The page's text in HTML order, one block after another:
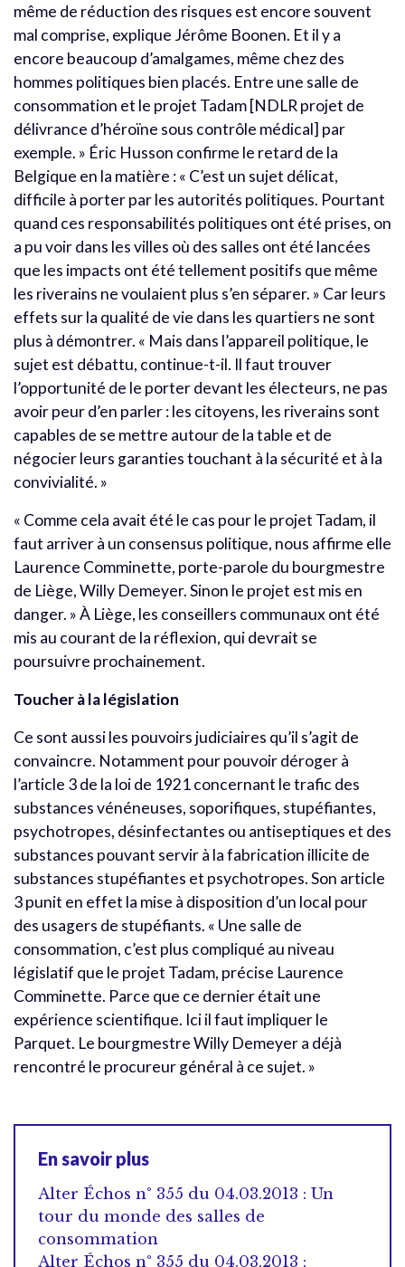
même de réduction des risques est encore souvent
mal comprise, explique Jérôme Boonen. Et il y a
encore beaucoup d’amalgames, même chez des
hommes politiques bien placés. Entre une salle de
consommation et le projet Tadam [NDLR projet de
délivrance d’héroïne sous contrôle médical] par
exemple. » Éric Husson confirme le retard de la
Belgique en la matière : « C’est un sujet délicat,
difficile à porter par les autorités politiques. Pourtant
quand ces responsabilités politiques ont été prises, on
a pu voir dans les villes où des salles ont été lancées
que les impacts ont été tellement positifs que même
les riverains ne voulaient plus s’en séparer. » Car leurs
effets sur la qualité de vie dans les quartiers ne sont
plus à démontrer. « Mais dans l’appareil politique, le
sujet est débattu, continue-t-il. Il faut trouver
l’opportunité de le porter devant les électeurs, ne pas
avoir peur d’en parler : les citoyens, les riverains sont
capables de se mettre autour de la table et de
négocier leurs garanties touchant à la sécurité et à la
convivialité. »
« Comme cela avait été le cas pour le projet Tadam, il
faut arriver à un consensus politique, nous affirme elle
Laurence Comminette, porte-parole du bourgmestre
de Liège, Willy Demeyer. Sinon le projet est mis en
danger. » À Liège, les conseillers communaux ont été
mis au courant de la réflexion, qui devrait se
poursuivre prochainement.
Toucher à la législation
Ce sont aussi les pouvoirs judiciaires qu’il s’agit de
convaincre. Notamment pour pouvoir déroger à
l’article 3 de la loi de 1921 concernant le trafic des
substances vénéneuses, soporifiques, stupéfiantes,
psychotropes, désinfectantes ou antiseptiques et des
substances pouvant servir à la fabrication illicite de
substances stupéfiantes et psychotropes. Son article
3 punit en effet la mise à disposition d’un local pour
des usagers de stupéfiants. « Une salle de
consommation, c’est plus compliqué au niveau
législatif que le projet Tadam, précise Laurence
Comminette. Parce que ce dernier était une
expérience scientifique. Ici il faut impliquer le
Parquet. Le bourgmestre Willy Demeyer a déjà
rencontré le procureur général à ce sujet. »
En savoir plus
Alter Échos n° 355 du 04.03.2013 : Un
tour du monde des salles de
consommation
Alter Échos n° 355 du 04.03.2013 :